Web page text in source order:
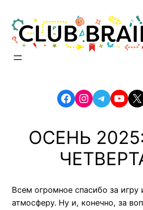
content
Facebook
InstagramX
ОСЕНЬ
Всем огромное спасибо за игру
атмосферу. Ну и, конечно, за